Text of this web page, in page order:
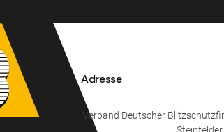
Adresse
Verband Deutscher